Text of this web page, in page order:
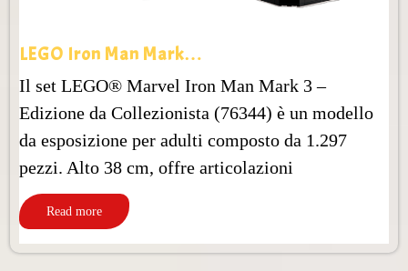
LEGO Iron Man Mark…
Il set LEGO® Marvel Iron Man Mark 3 –
Edizione da Collezionista (76344) è un modello
da esposizione per adulti composto da 1.297
pezzi. Alto 38 cm, offre articolazioni
Read more